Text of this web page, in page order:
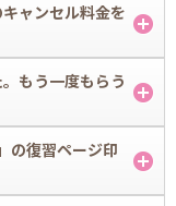
をいただき、お支払いを
た際には受講回数にカ
必ずお時間に遅れずにお
る場合もキャンセル扱
ャンセル料金を
のキャンセルにはキャ
もう一度もらう
レシピ」よりPDF形式
の復習ページ印